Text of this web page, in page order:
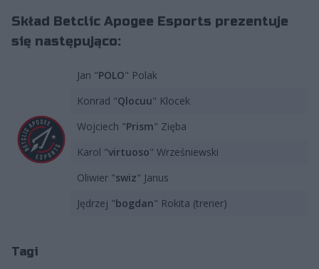
Skład Betclic Apogee Esports prezentuje
się następująco:
Jan "POLO" Polak
Konrad "Qlocuu" Klocek
Wojciech "Prism" Zięba
Karol "virtuoso" Wrześniewski
Oliwier "swiz" Janus
Jędrzej "bogdan" Rokita (trener)
Tagi